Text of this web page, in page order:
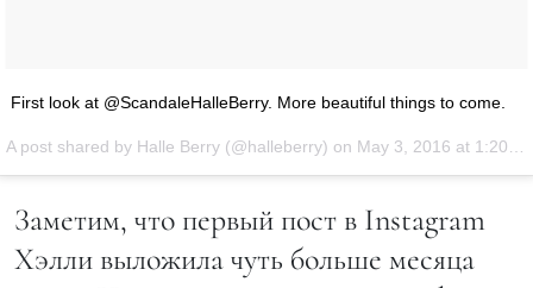
First look at @ScandaleHalleBerry. More beautiful things to come.
A post shared by Halle Berry (@halleberry) on May 3, 2016 at 1:20pm PDT
Заметим, что первый пост в Instagram
Хэлли выложила чуть больше месяца